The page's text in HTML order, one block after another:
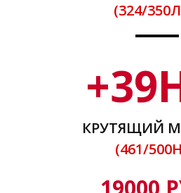
(324/
+39
КРУТЯЩИЙ
(461/